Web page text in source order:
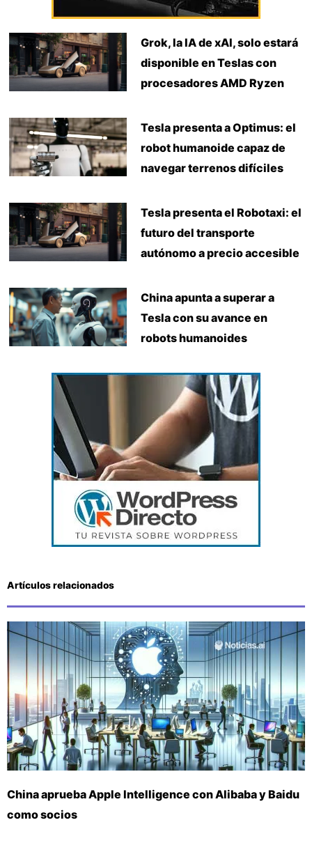
Grok, la IA de xAI, solo estará
disponible en Teslas con
procesadores AMD Ryzen
Tesla presenta a Optimus: el
robot humanoide capaz de
navegar terrenos difíciles
Tesla presenta el Robotaxi: el
futuro del transporte
autónomo a precio accesible
China apunta a superar a
Tesla con su avance en
robots humanoides
Artículos relacionados
China aprueba Apple Intelligence con Alibaba y Baidu
como socios